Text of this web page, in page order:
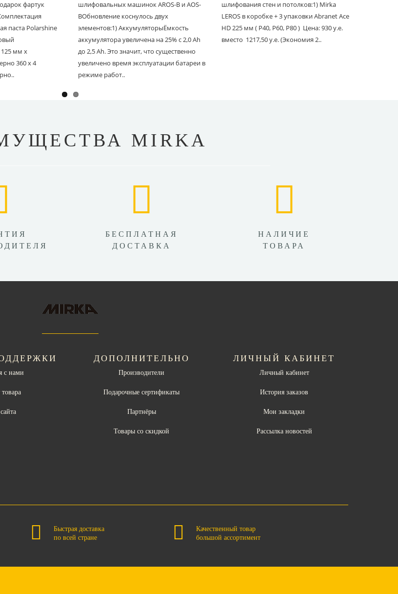
фартук
паста Polarshine
мм х
360 х 4
шлифовальных машинок AROS-B и AOS-
BОбновление коснулось двух
элементов:1) АккумуляторыЁмкость
аккумулятора увеличена на 25% с 2,0 Ah
до 2,5 Ah. Это значит, что существенно
увеличено время эксплуатации батареи в
режиме работ..
шлифования стен и потолков:1) Mirka
LEROS в коробке + 3 упаковки Abranet Ace
HD 225 мм ( P40, P60, P80 ) Цена: 930 у.е.
вместо 1217,50 у.е. (Экономия 2..
MIRKA
БЕСПЛАТНАЯ
ДОСТАВКА
НАЛИЧИЕ
ТОВАРА
с нами
ДОПОЛНИТЕЛЬНО
Производители
Подарочные сертификаты
Партнёры
Товары со скидкой
ЛИЧНЫЙ КАБИНЕТ
Личный кабинет
История заказов
Мои закладки
Рассылка новостей
Быстрая доставка
по всей стране
Качественный товар
большой ассортимент